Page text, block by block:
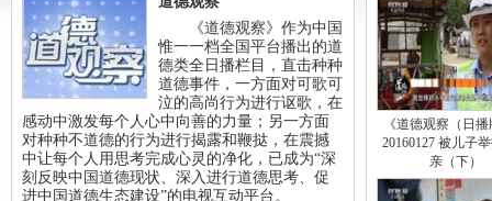
《道德观察》作为中国
惟一一档全国平台播出的道
德类全日播栏目，直击种种
道德事件，一方面对可歌可
泣的高尚行为进行讴歌，在
感动中激发每个人心中向善的力量；另一方面
对种种不道德的行为进行揭露和鞭挞，在震撼
中让每个人用思考完成心灵的净化，已成为“深
刻反映中国道德现状、深入进行道德思考、促
进中国道德生态建设”的电视互动平台。
《道德观察（日
20160127 被儿子
亲（下）